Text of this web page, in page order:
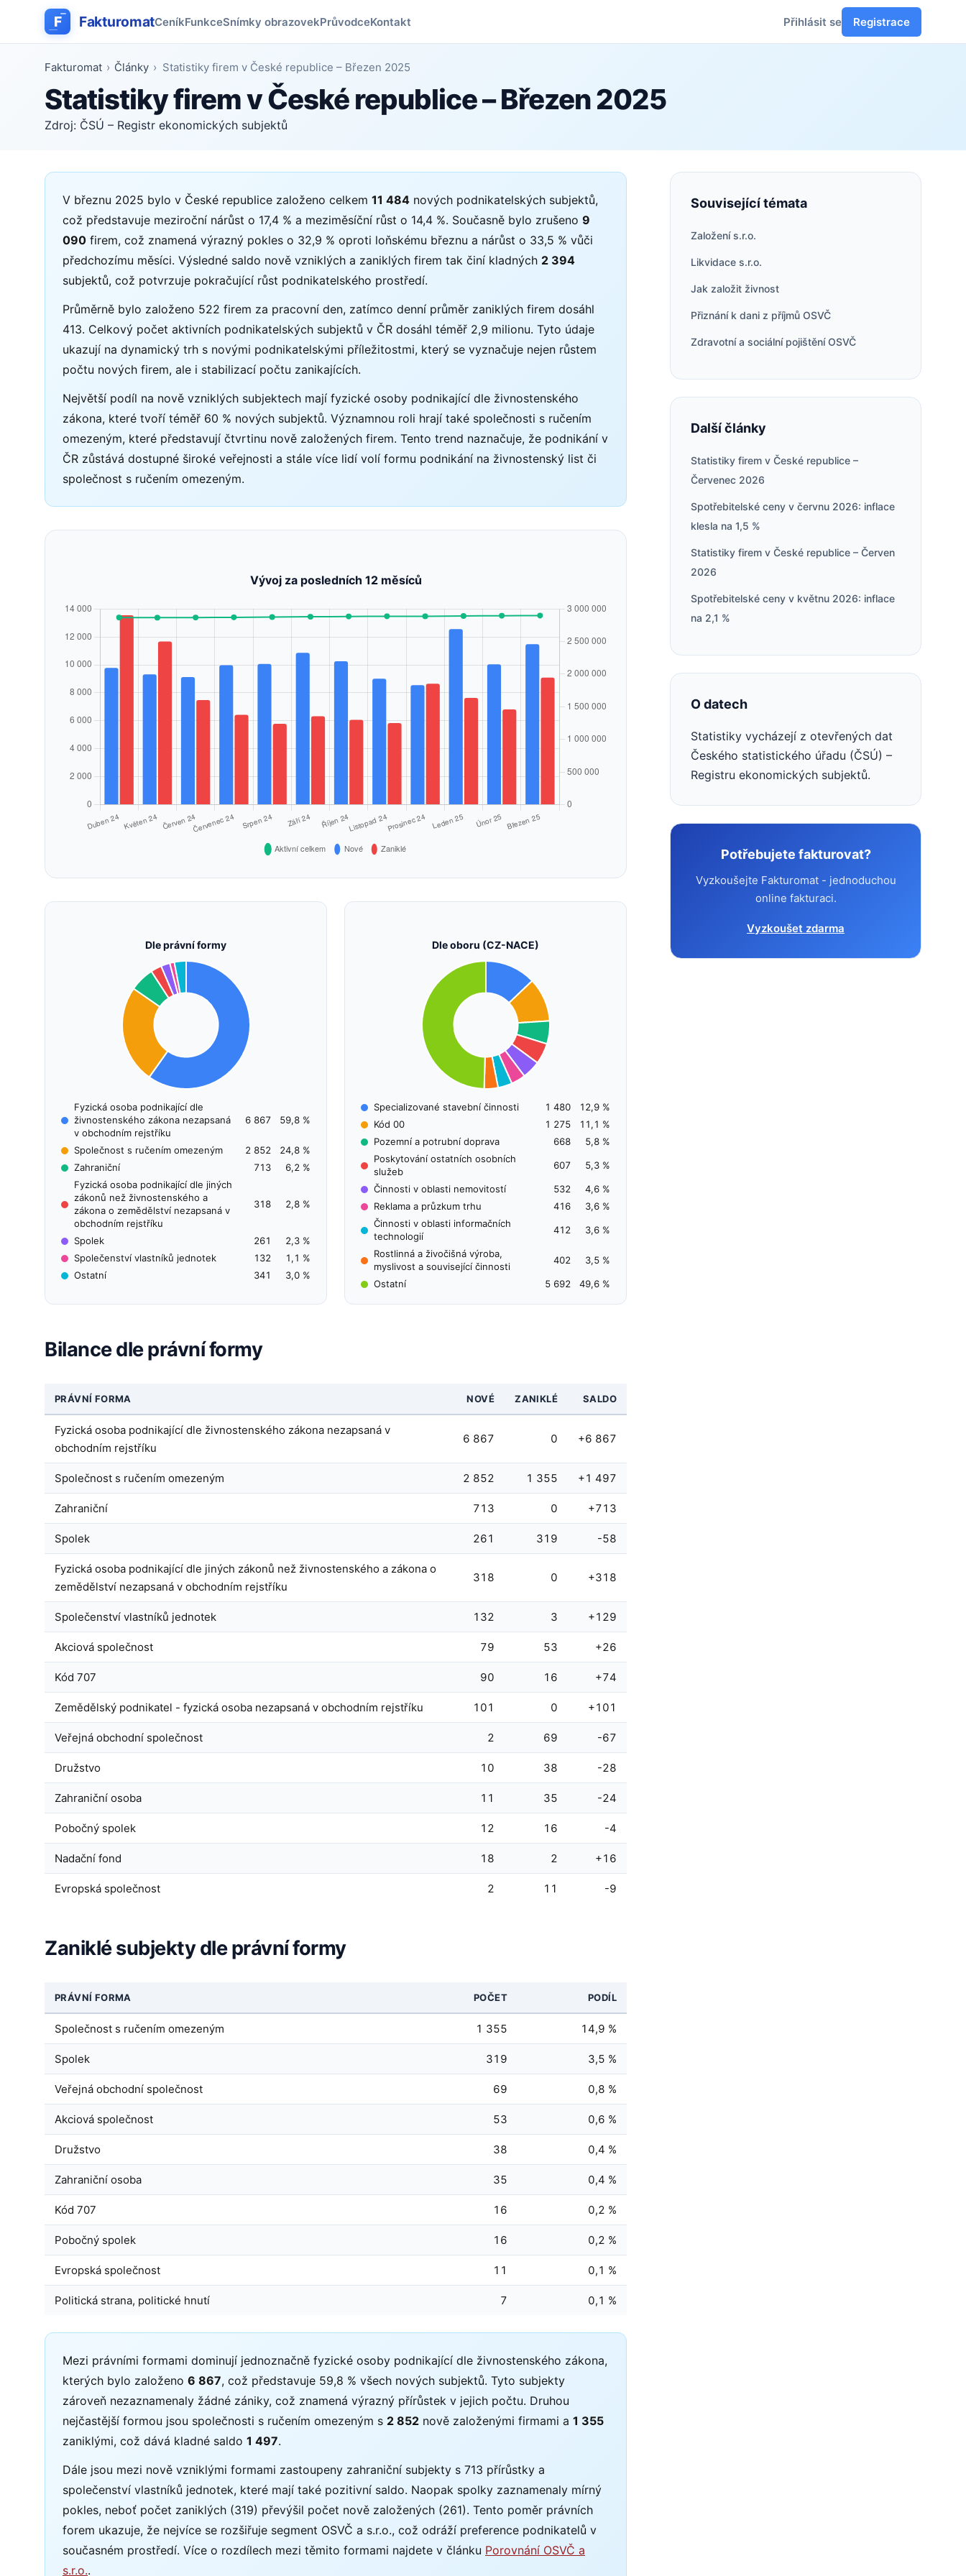
F FakturomatCeníkFunkceSnímky obrazovekPrůvodceKontakt Přihlásit se Registrace
Fakturomat › Články › Statistiky firem v České republice – Březen 2025
Statistiky firem v České republice – Březen 2025
Zdroj: ČSÚ – Registr ekonomických subjektů
V březnu 2025 bylo v České republice založeno celkem 11 484 nových podnikatelských subjektů,
což představuje meziroční nárůst o 17,4 % a meziměsíční růst o 14,4 %. Současně bylo zrušeno 9
090 firem, což znamená výrazný pokles o 32,9 % oproti loňskému březnu a nárůst o 33,5 % vůči
předchozímu měsíci. Výsledné saldo nově vzniklých a zaniklých firem tak činí kladných 2 394
subjektů, což potvrzuje pokračující růst podnikatelského prostředí.
Průměrně bylo založeno 522 firem za pracovní den, zatímco denní průměr zaniklých firem dosáhl
413. Celkový počet aktivních podnikatelských subjektů v ČR dosáhl téměř 2,9 milionu. Tyto údaje
ukazují na dynamický trh s novými podnikatelskými příležitostmi, který se vyznačuje nejen růstem
počtu nových firem, ale i stabilizací počtu zanikajících.
Největší podíl na nově vzniklých subjektech mají fyzické osoby podnikající dle živnostenského
zákona, které tvoří téměř 60 % nových subjektů. Významnou roli hrají také společnosti s ručením
omezeným, které představují čtvrtinu nově založených firem. Tento trend naznačuje, že podnikání v
ČR zůstává dostupné široké veřejnosti a stále více lidí volí formu podnikání na živnostenský list či
společnost s ručením omezeným.
Vývoj za posledních 12 měsíců
Dle právní formy
Fyzická osoba podnikající dle
živnostenského zákona nezapsaná
v obchodním rejstříku
6 867 59,8 %
Společnost s ručením omezeným 2 852
24,8 %
Zahraniční
713
6,2 %
Fyzická osoba podnikající dle jiných
zákonů než živnostenského a
zákona o zemědělství nezapsaná v
obchodním rejstříku
318 2,8 %
Spolek 261
2,3 %
Společenství vlastníků jednotek
132
1,1 %
Ostatní
341 3,0 %
Dle oboru (CZ-NACE)
Specializované stavební činnosti 1 480
12,9 %
Kód 00
1 275
11,1 %
Pozemní a potrubní doprava
668
5,8 %
Poskytování ostatních osobních
služeb
607 5,3 %
Činnosti v oblasti nemovitostí 532
4,6 %
Reklama a průzkum trhu
416
3,6 %
Činnosti v oblasti informačních
technologií
412 3,6 %
Rostlinná a živočišná výroba,
myslivost a související činnosti
402 3,5 %
Ostatní 5 692 49,6 %
Bilance dle právní formy
PRÁVNÍ FORMA NOVÉ ZANIKLÉ SALDO
Fyzická osoba podnikající dle živnostenského zákona nezapsaná v
obchodním rejstříku
6 867 0 +6 867
Společnost s ručením omezeným 2 852 1 355 +1 497
Zahraniční 713 0 +713
Spolek 261 319 -58
Fyzická osoba podnikající dle jiných zákonů než živnostenského a zákona o
zemědělství nezapsaná v obchodním rejstříku
318 0 +318
Společenství vlastníků jednotek 132 3 +129
Akciová společnost 79 53 +26
Kód 707 90 16 +74
Zemědělský podnikatel - fyzická osoba nezapsaná v obchodním rejstříku 101 0 +101
Veřejná obchodní společnost 2 69 -67
Družstvo 10 38 -28
Zahraniční osoba 11 35 -24
Pobočný spolek 12 16 -4
Nadační fond 18 2 +16
Evropská společnost 2 11 -9
Zaniklé subjekty dle právní formy
PRÁVNÍ FORMA POČET PODÍL
Společnost s ručením omezeným 1 355 14,9 %
Spolek 319 3,5 %
Veřejná obchodní společnost 69 0,8 %
Akciová společnost 53 0,6 %
Družstvo 38 0,4 %
Zahraniční osoba 35 0,4 %
Kód 707 16 0,2 %
Pobočný spolek 16 0,2 %
Evropská společnost 11 0,1 %
Politická strana, politické hnutí 7 0,1 %
Mezi právními formami dominují jednoznačně fyzické osoby podnikající dle živnostenského zákona,
kterých bylo založeno 6 867, což představuje 59,8 % všech nových subjektů. Tyto subjekty
zároveň nezaznamenaly žádné zániky, což znamená výrazný přírůstek v jejich počtu. Druhou
nejčastější formou jsou společnosti s ručením omezeným s 2 852 nově založenými firmami a 1 355
zaniklými, což dává kladné saldo 1 497.
Dále jsou mezi nově vzniklými formami zastoupeny zahraniční subjekty s 713 přírůstky a
společenství vlastníků jednotek, které mají také pozitivní saldo. Naopak spolky zaznamenaly mírný
pokles, neboť počet zaniklých (319) převýšil počet nově založených (261). Tento poměr právních
forem ukazuje, že nejvíce se rozšiřuje segment OSVČ a s.r.o., což odráží preference podnikatelů v
současném prostředí. Více o rozdílech mezi těmito formami najdete v článku Porovnání OSVČ a
s.r.o..
Související témata
Založení s.r.o.
Likvidace s.r.o.
Jak založit živnost
Přiznání k dani z příjmů OSVČ
Zdravotní a sociální pojištění OSVČ
Další články
Statistiky firem v České republice –
Červenec 2026
Spotřebitelské ceny v červnu 2026: inflace
klesla na 1,5 %
Statistiky firem v České republice – Červen
2026
Spotřebitelské ceny v květnu 2026: inflace
na 2,1 %
O datech
Statistiky vycházejí z otevřených dat
Českého statistického úřadu (ČSÚ) –
Registru ekonomických subjektů.
Potřebujete fakturovat?
Vyzkoušejte Fakturomat - jednoduchou
online fakturaci.
Vyzkoušet zdarma